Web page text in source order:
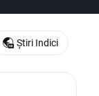
Știri Indici